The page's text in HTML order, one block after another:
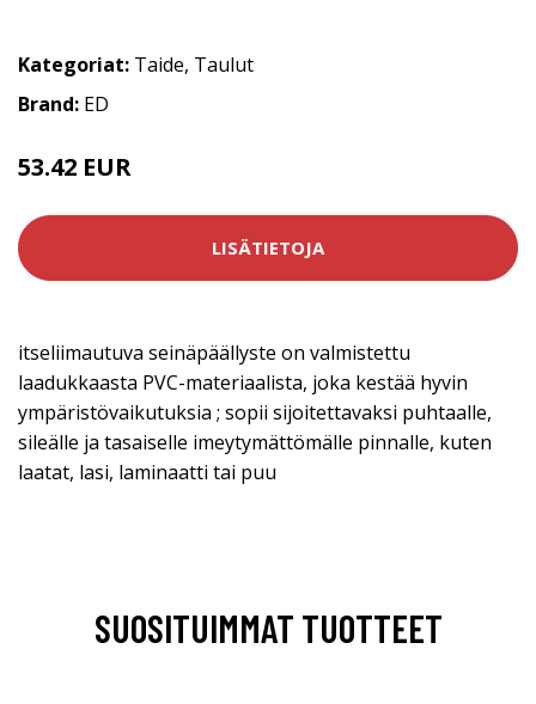
Kategoriat: Taide, Taulut
Brand: ED
53.42 EUR
LISÄTIETOJA
itseliimautuva seinäpäällyste on valmistettu
laadukkaasta PVC-materiaalista, joka kestää hyvin
ympäristövaikutuksia ; sopii sijoitettavaksi puhtaalle,
sileälle ja tasaiselle imeytymättömälle pinnalle, kuten
laatat, lasi, laminaatti tai puu
SUOSITUIMMAT TUOTTEET